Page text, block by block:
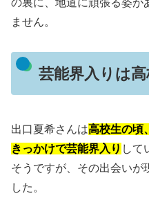
の裏に、地道に頑張る姿が
ません。
芸能界入りは
出口夏希さんは高校生の頃
きっかけで芸能界入り して
そうですが、その出会いが
した。